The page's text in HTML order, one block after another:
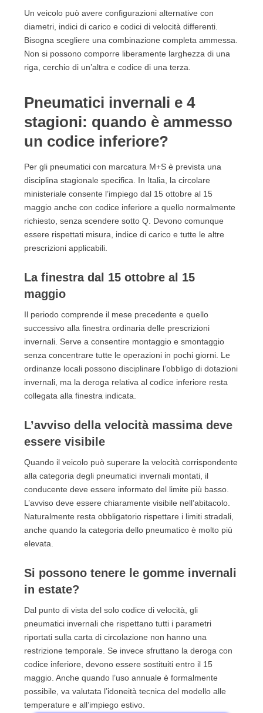
Un veicolo può avere configurazioni alternative con
diametri, indici di carico e codici di velocità differenti.
Bisogna scegliere una combinazione completa ammessa.
Non si possono comporre liberamente larghezza di una
riga, cerchio di un’altra e codice di una terza.
Pneumatici invernali e 4
stagioni: quando è ammesso
un codice inferiore?
Per gli pneumatici con marcatura M+S è prevista una
disciplina stagionale specifica. In Italia, la circolare
ministeriale consente l’impiego dal 15 ottobre al 15
maggio anche con codice inferiore a quello normalmente
richiesto, senza scendere sotto Q. Devono comunque
essere rispettati misura, indice di carico e tutte le altre
prescrizioni applicabili.
La finestra dal 15 ottobre al 15
maggio
Il periodo comprende il mese precedente e quello
successivo alla finestra ordinaria delle prescrizioni
invernali. Serve a consentire montaggio e smontaggio
senza concentrare tutte le operazioni in pochi giorni. Le
ordinanze locali possono disciplinare l’obbligo di dotazioni
invernali, ma la deroga relativa al codice inferiore resta
collegata alla finestra indicata.
L’avviso della velocità massima deve
essere visibile
Quando il veicolo può superare la velocità corrispondente
alla categoria degli pneumatici invernali montati, il
conducente deve essere informato del limite più basso.
L’avviso deve essere chiaramente visibile nell’abitacolo.
Naturalmente resta obbligatorio rispettare i limiti stradali,
anche quando la categoria dello pneumatico è molto più
elevata.
Si possono tenere le gomme invernali
in estate?
Dal punto di vista del solo codice di velocità, gli
pneumatici invernali che rispettano tutti i parametri
riportati sulla carta di circolazione non hanno una
restrizione temporale. Se invece sfruttano la deroga con
codice inferiore, devono essere sostituiti entro il 15
maggio. Anche quando l’uso annuale è formalmente
possibile, va valutata l’idoneità tecnica del modello alle
temperature e all’impiego estivo.